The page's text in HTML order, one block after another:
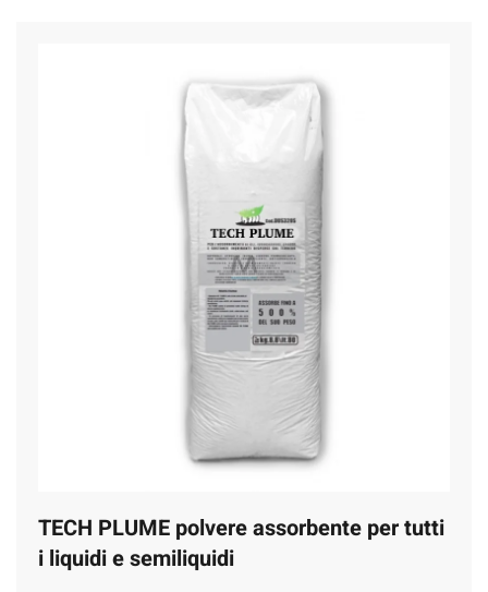
TECH PLUME polvere assorbente per tutti
i liquidi e semiliquidi